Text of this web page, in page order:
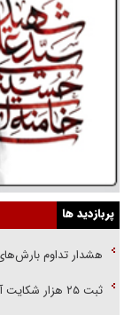
پربازدید ها
هشدار تداوم بارش‌های
ثبت ۲۵ هزار شکایت آموزش و پرورش در دیوان عدالت